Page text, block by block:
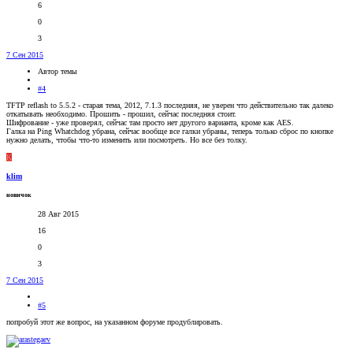
6
0
3
7 Сен 2015
Автор темы
#4
TFTP reflash to 5.5.2 - старая тема, 2012, 7.1.3 последняя, не уверен что действительно так далеко
откатывать необходимо. Прошить - прошил, сейчас последняя стоит.
Шифрование - уже проверял, сейчас там просто нет другого варианта, кроме как AES.
Галка на Ping Whatchdog убрана, сейчас вообще все галки убраны, теперь только сброс по кнопке
нужно делать, чтобы что-то изменить или посмотреть. Но все без толку.
K
klim
новичок
28 Авг 2015
16
0
3
7 Сен 2015
#5
попробуй этот же вопрос, на указанном форуме продублировать.